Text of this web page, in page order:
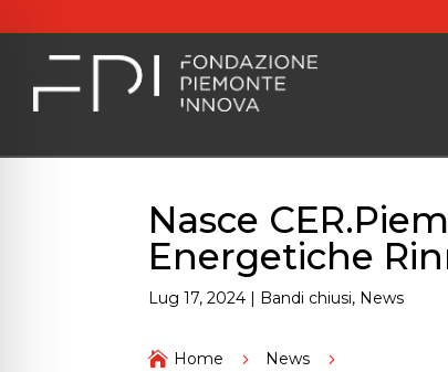
Nasce
Energetiche
Lug 17, 2024 | Bandi chiusi, News
 Home 5 News 5